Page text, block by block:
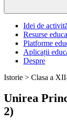
Idei de
Resurse
Platforme
Aplicații
Despre
Istorie > Clasa a
Unirea
2)